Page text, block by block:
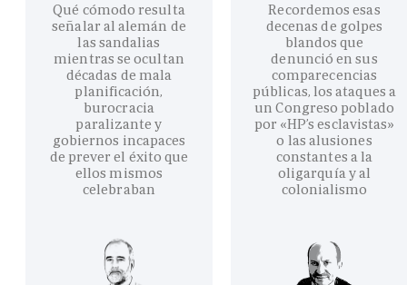
Qué cómodo resulta
señalar al alemán de
las sandalias
mientras se ocultan
décadas de mala
planificación,
burocracia
paralizante y
gobiernos incapaces
de prever el éxito que
ellos mismos
celebraban
Recordemos esas
decenas de golpes
blandos que
denunció en sus
comparecencias
públicas, los ataques a
un Congreso poblado
por «HP’s esclavistas»
o las alusiones
constantes a la
oligarquía y al
colonialismo